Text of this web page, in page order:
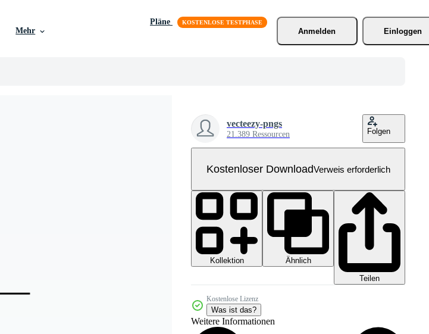
Mehr
Pläne
Anmelden
Einloggen
vecteezy-pngs
21.389 Ressourcen Folgen
Kostenloser DownloadVerweis erforderlich
Kollektion
Ähnlich
Teilen
Kostenlose Lizenz
Was ist das?
Weitere Informationen